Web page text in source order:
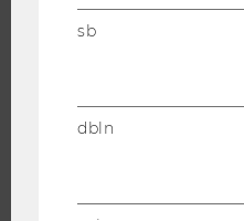
EVENTS ARCHIV
sb
dbln